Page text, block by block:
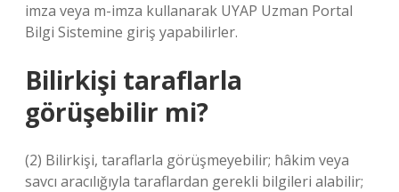
imza veya m-imza kullanarak UYAP Uzman Portal
Bilgi Sistemine giriş yapabilirler.
Bilirkişi taraflarla
görüşebilir mi?
(2) Bilirkişi, taraflarla görüşmeyebilir; hâkim veya
savcı aracılığıyla taraflardan gerekli bilgileri alabilir;